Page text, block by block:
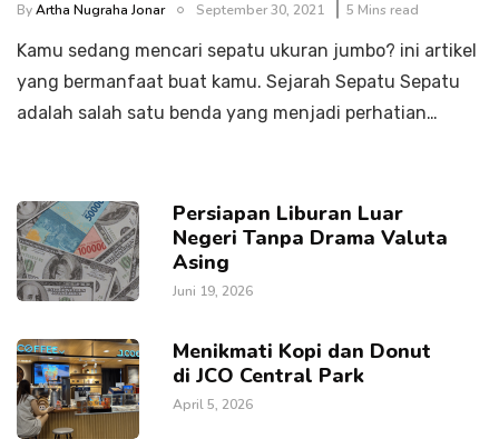
ByArtha Nugraha Jonar September 30, 2021 5 Mins read
Kamu sedang mencari sepatu ukuran jumbo? ini artikel
yang bermanfaat buat kamu. Sejarah Sepatu Sepatu
adalah salah satu benda yang menjadi perhatian…
Persiapan Liburan Luar
Negeri Tanpa Drama Valuta
Asing
Juni 19, 2026
Menikmati Kopi dan Donut
di JCO Central Park
April 5, 2026